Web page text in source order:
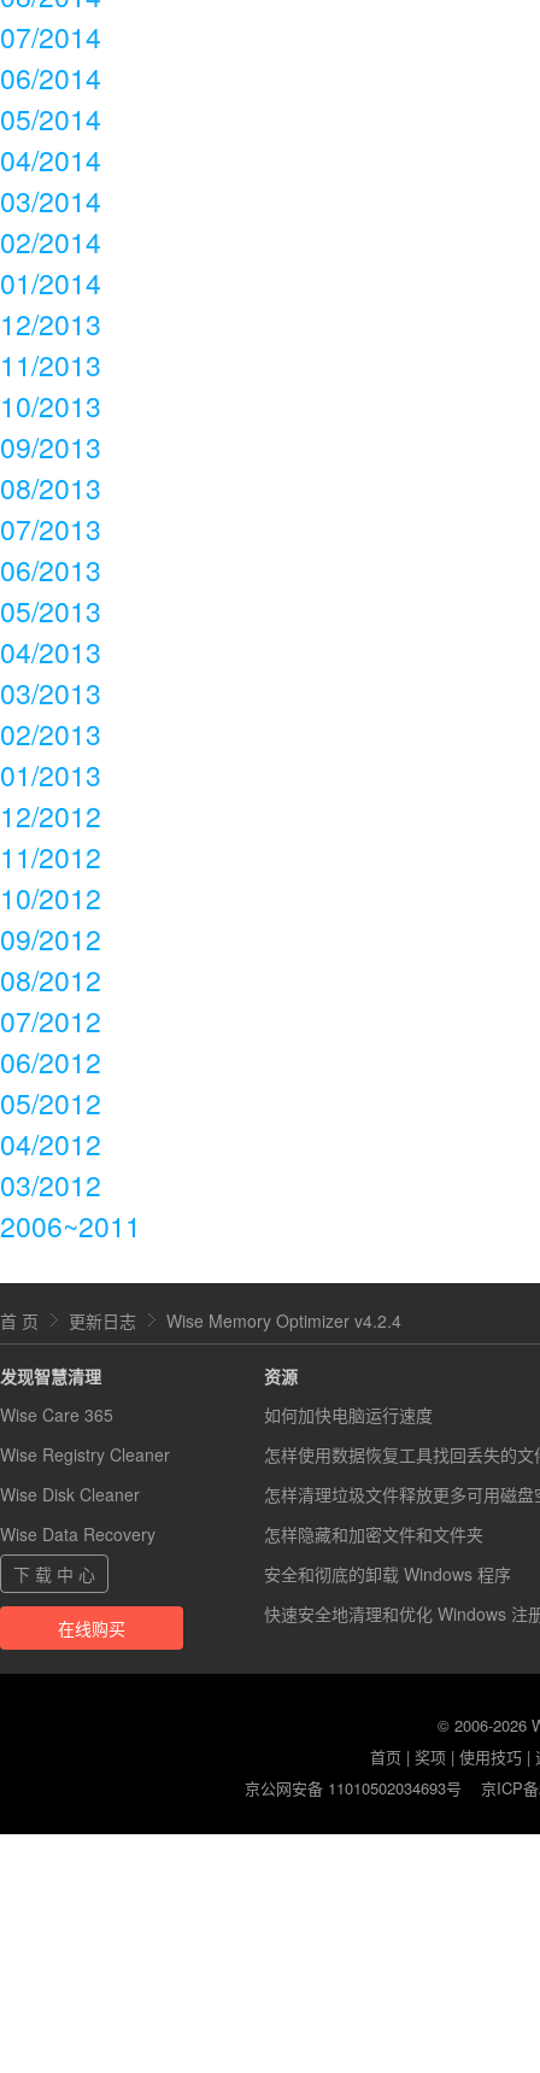
07/2014
06/2014
05/2014
04/2014
03/2014
02/2014
01/2014
12/2013
11/2013
10/2013
09/2013
08/2013
07/2013
06/2013
05/2013
04/2013
03/2013
02/2013
01/2013
12/2012
11/2012
10/2012
09/2012
08/2012
07/2012
06/2012
05/2012
04/2012
03/2012
2006~2011
首 页 更新日志 Wise Memory Optimizer v4.2.4
发现智慧清理
Wise Care 365
Wise Registry Cleaner
Wise Disk Cleaner
Wise Data Recovery
下 载 中 心
在线购买
资源
如何加快电脑运行速度
怎样使用数据恢复工具找回丢失的文
怎样清理垃圾文件释放更多可用磁盘
怎样隐藏和加密文件和文件夹
安全和彻底的卸载 Windows 程序
快速安全地清理和优化 Windows 注
© 2006-2026
首页 |奖项 |使用技巧 |
京公网安备 11010502034693号
京ICP